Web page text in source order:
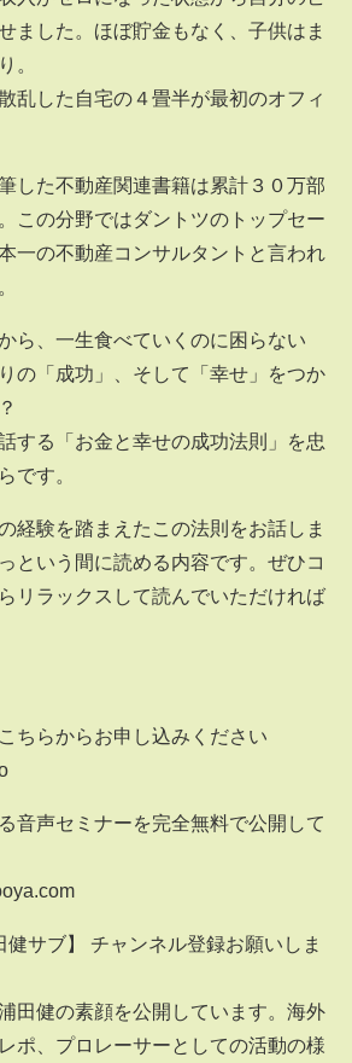
ました。ほぼ貯金もなく、子供はま
。
乱した自宅の４畳半が最初のオフィ
した不動産関連書籍は累計３０万部
この分野ではダントツのトップセー
一の不動産コンサルタントと言われ
ら、一生食べていくのに困らない
の「成功」、そして「幸せ」をつか
する「お金と幸せの成功法則」を忠
です。
経験を踏まえたこの法則をお話しま
という間に読める内容です。ぜひコ
リラックスして読んでいただければ
ちらからお申し込みください
音声セミナーを完全無料で公開して
サブ】 チャンネル登録お願いしま
田健の素顔を公開しています。海外
ポ、プロレーサーとしての活動の様